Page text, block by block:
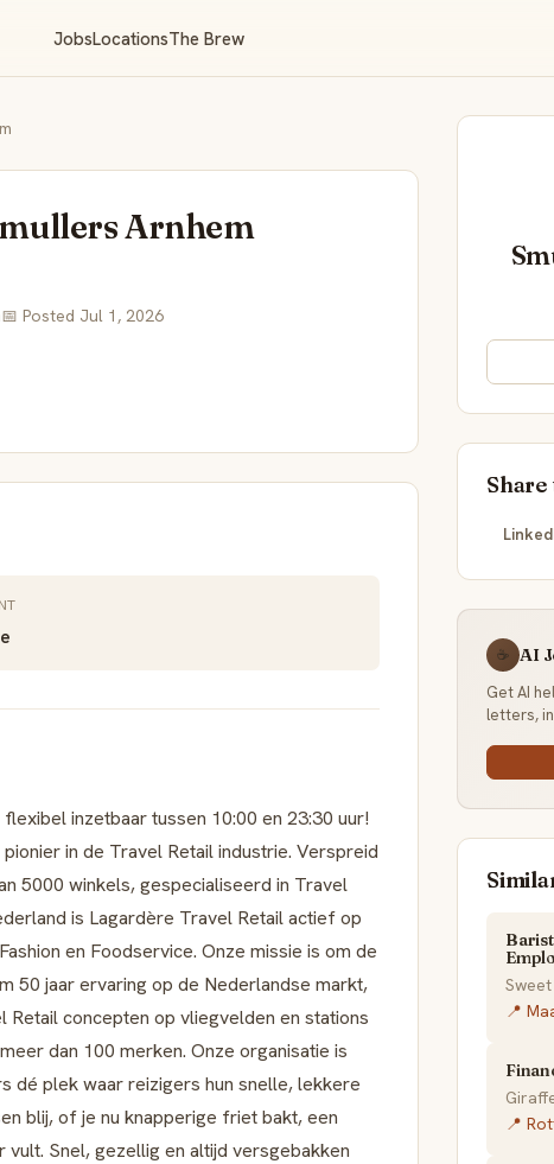
JobsLocationsThe Brew
Arnhem
📅 Posted Jul 1, 2026
inzetbaar tussen 10:00 en 23:30 uur!
in de Travel Retail industrie. Verspreid
5000 winkels, gespecialiseerd in Travel
is Lagardère Travel Retail actief op
en Foodservice. Onze missie is om de
50 jaar ervaring op de Nederlandse markt,
concepten op vliegvelden en stations
dan 100 merken. Onze organisatie is
dé plek waar reizigers hun snelle, lekkere
blij, of je nu knapperige friet bakt, een
Snel, gezellig en altijd versgebakken
☕ AI
Get AI
letters,
📍
📍